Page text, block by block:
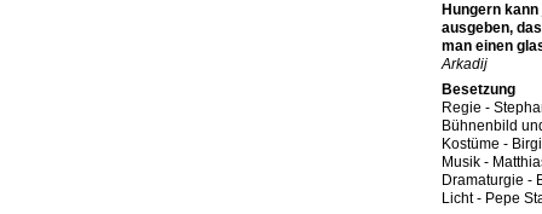
Hungern
ausgeben,
man einen
Arkadij
Besetzung
Regie -
Bühnenbild
Kostüme -
Musik -
Dramaturgie -
Licht - Pepe